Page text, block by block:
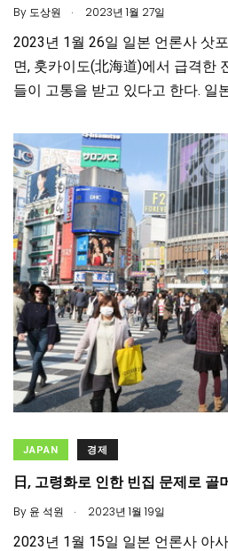
By 도상원 . 2023년 1월 27일
2023년 1월 26일 일본 언론사 삿
면, 훗카이도(北海道)에서 급격한
들이 고통을 받고 있다고 한다. 일
JAPAN 경제
日, 고령화로 인한 빈집 문제로 골
By 윤 석원 . 2023년 1월 19일
2023년 1월 15일 일본 언론사 아